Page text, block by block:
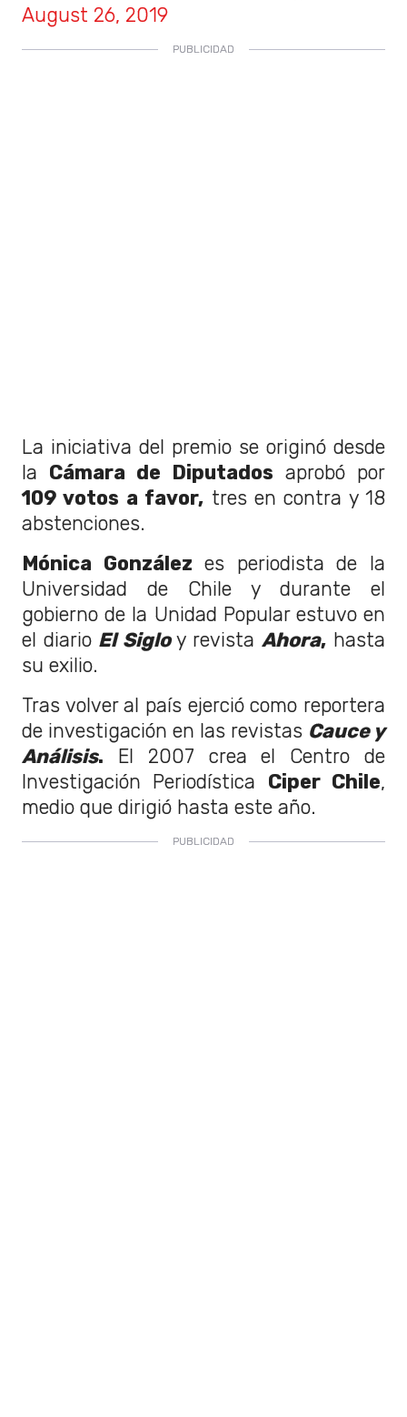
August 26, 2019
La iniciativa del premio se originó desde
la Cámara de Diputados aprobó por
109 votos a favor, tres en contra y 18
abstenciones.
Mónica González es periodista de la
Universidad de Chile y durante el
gobierno de la Unidad Popular estuvo en
el diario El Siglo y revistaAhora, hasta
su exilio.
Tras volver al país ejerció como reportera
de investigación en las revistas Cauce y
Análisis. El 2007 crea el Centro de
Investigación Periodística Ciper Chile,
medio que dirigió hasta este año.